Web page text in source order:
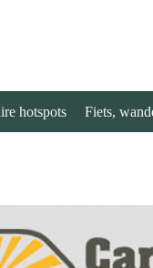
hotspots Fiets,